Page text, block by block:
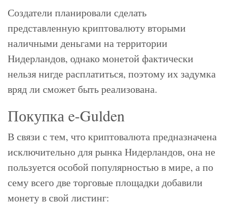
Создатели планировали сделать
представленную криптовалюту вторыми
наличными деньгами на территории
Нидерландов, однако монетой фактически
нельзя нигде расплатиться, поэтому их задумка
вряд ли сможет быть реализована.
Покупка e-Gulden
В связи с тем, что криптовалюта предназначена
исключительно для рынка Нидерландов, она не
пользуется особой популярностью в мире, а по
сему всего две торговые площадки добавили
монету в свой листинг: